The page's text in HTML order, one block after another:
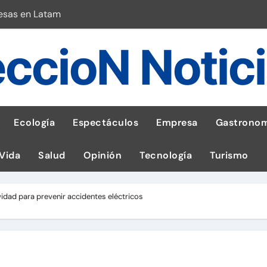
en Latam
de hígado
de GEI en sus operaciones
de celular según OSIPTEL
¡Descarga la app de Meridianbet y gana una jugada gratis
Ecología Espectáculos Empresa
Salud Opinión Tecnología Turismo
para prevenir accidentes eléctricos